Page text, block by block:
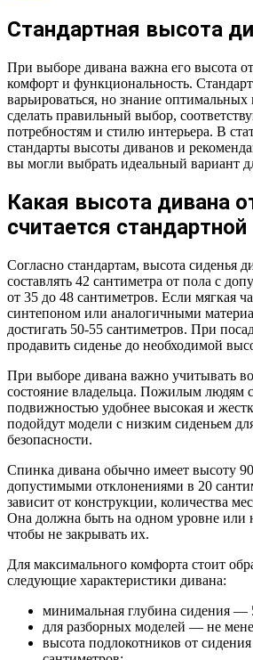
Стандартная высота
При выборе дивана важна его высота
комфорт и функциональность.
варьироваться, но знание
сделать правильный выбор,
потребностям и стилю интерьера. В
стандарты высоты диванов и
вы могли выбрать идеальный вариант
Какая высота дивана
считается стандартной
Согласно стандартам, высота сиденья
составлять 42 сантиметра от пола с
от 35 до 48 сантиметров. Если мягкая
синтепоном или аналогичными
достигать 50-55 сантиметров. При
продавить сиденье до необходимой
При выборе дивана важно учитывать
состояние владельца. Пожилым людям
подвижностью удобнее высокая и
подойдут модели с низким сиденьем
безопасности.
Спинка дивана обычно имеет высоту
допустимыми отклонениями в 20
зависит от конструкции, количества
Она должна быть на одном уровне или
чтобы не закрывать их.
Для максимального комфорта стоит
следующие характеристики дивана:
минимальная глубина сидения —
для разборных моделей — не
высота подлокотников от